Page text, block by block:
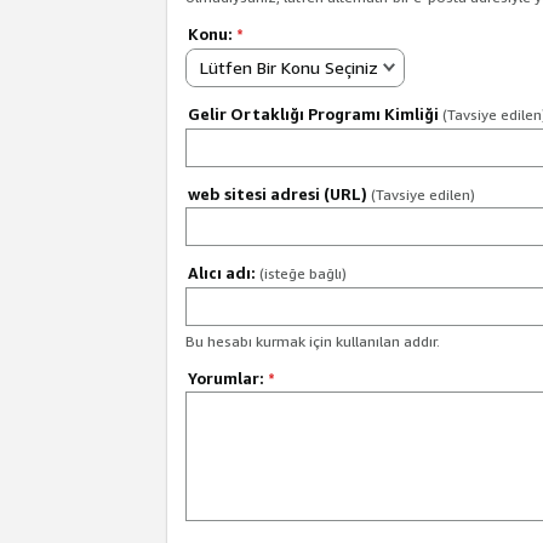
Konu: *
Lütfen Bir Konu Seçiniz
Gelir Ortaklığı Programı Kimliği (Tavsiye
web sitesi adresi (URL) (Tavsiye edilen)
Alıcı adı: (isteğe bağlı)
Bu hesabı kurmak için kullanılan addır.
Yorumlar: *